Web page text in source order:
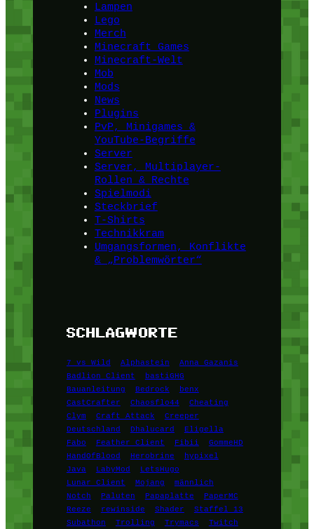
Lampen
Lego
Merch
Minecraft Games
Minecraft-Welt
Mob
Mods
News
Plugins
PvP, Minigames &
YouTube-Begriffe
Server
Server, Multiplayer-
Rollen & Rechte
Spielmodi
Steckbrief
T-Shirts
Technikkram
Umgangsformen, Konflikte
& „Problemwörter“
SCHLAGWORTE
7 vs Wild Alphastein
Anna Gazanis
Badlion Client
bastiGHG
Bauanleitung
Bedrock
benx
CastCrafter
Chaosflo44
Cheating
Clym
Craft Attack
Creeper
Deutschland
Dhalucard
Eligella
Fabo
Feather Client Fibii
GommeHD
HandOfBlood
Herobrine
hypixel
Java
LabyMod
LetsHugo
Lunar Client
Mojang
männlich
Notch
Paluten Papaplatte
PaperMC
Reeze
rewinside Shader
Staffel 13
Subathon
Trolling Trymacs
Twitch